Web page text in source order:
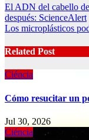
Post
navigation
El ADN del cabello
después: ScienceAlert
Los microplásticos
Related Post
Ciéncia
Cómo resucitar un
Jul 30, 2026
Ciéncia